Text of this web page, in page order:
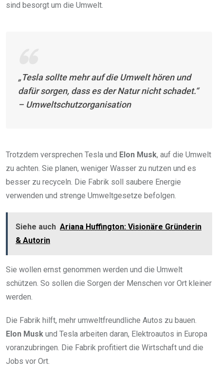
sind besorgt um die Umwelt.
„Tesla sollte mehr auf die Umwelt hören und
dafür sorgen, dass es der Natur nicht schadet.“
– Umweltschutzorganisation
Trotzdem versprechen Tesla und Elon Musk, auf die Umwelt
zu achten. Sie planen, weniger Wasser zu nutzen und es
besser zu recyceln. Die Fabrik soll saubere Energie
verwenden und strenge Umweltgesetze befolgen.
Siehe auch Ariana Huffington: Visionäre Gründerin
& Autorin
Sie wollen ernst genommen werden und die Umwelt
schützen. So sollen die Sorgen der Menschen vor Ort kleiner
werden.
Die Fabrik hilft, mehr umweltfreundliche Autos zu bauen.
Elon Musk und Tesla arbeiten daran, Elektroautos in Europa
voranzubringen. Die Fabrik profitiert die Wirtschaft und die
Jobs vor Ort.